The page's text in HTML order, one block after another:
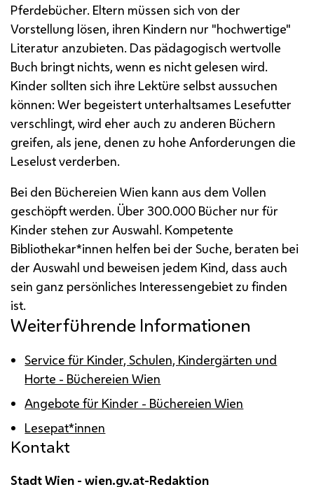
Pferdebücher. Eltern müssen sich von der
Vorstellung lösen, ihren Kindern nur "hochwertige"
Literatur anzubieten. Das pädagogisch wertvolle
Buch bringt nichts, wenn es nicht gelesen wird.
Kinder sollten sich ihre Lektüre selbst aussuchen
können: Wer begeistert unterhaltsames Lesefutter
verschlingt, wird eher auch zu anderen Büchern
greifen, als jene, denen zu hohe Anforderungen die
Leselust verderben.
Bei den Büchereien Wien kann aus dem Vollen
geschöpft werden. Über 300.000 Bücher nur für
Kinder stehen zur Auswahl. Kompetente
Bibliothekar*innen helfen bei der Suche, beraten bei
der Auswahl und beweisen jedem Kind, dass auch
sein ganz persönliches Interessengebiet zu finden
ist.
Weiterführende Informationen
Service für Kinder, Schulen, Kindergärten und
Horte - Büchereien Wien
Angebote für Kinder - Büchereien Wien
Lesepat*innen
Kontakt
Stadt Wien - wien.gv.at-Redaktion